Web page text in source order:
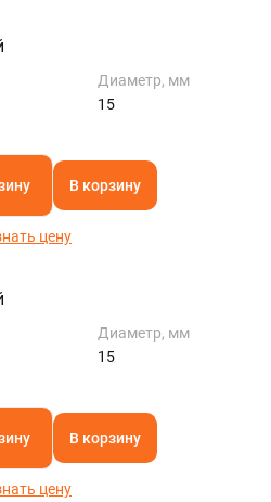
Диаметр, мм
15
В корзину
цену
Диаметр, мм
15
В корзину
цену